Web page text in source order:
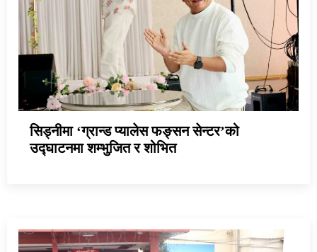
सिड्नीमा ‘ग्रान्ड प्यालेस फङ्सन सेन्टर’को
उद्घाटनमा शम्भुजित र शोभित